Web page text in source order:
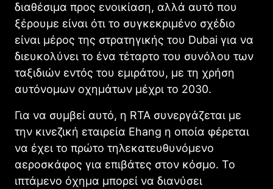
διαθέσιμα προς ενοικίαση, αλλά αυτό που
ξέρουμε είναι ότι το συγκεκριμένο σχέδιο
είναι μέρος της στρατηγικής του Dubai για να
διευκολύνει το ένα τέταρτο του συνόλου των
ταξιδιών εντός του εμιράτου, με τη χρήση
αυτόνομων οχημάτων μέχρι το 2030.
Για να συμβεί αυτό, η RTA συνεργάζεται με
την κινεζική εταιρεία Ehang η οποία φέρεται
να έχει το πρώτο τηλεκατευθυνόμενο
αεροσκάφος για επιβάτες στον κόσμο. Το
ιπτάμενο όχημα μπορεί να διανύσει